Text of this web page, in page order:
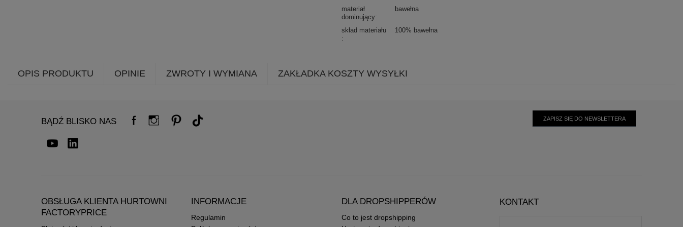
materiał
dominujący
bawełna
skład materiału 100% bawełna
OPIS PRODUKTU OPINIE ZWROTY I WYMIANA ZAKŁADKA KOSZTY WYSYŁKI
BĄDŹ BLISKO NAS ZAPISZ SIĘ DO NEWSLETTERA
OBSŁUGA KLIENTA HURTOWNI
FACTORYPRICE
INFORMACJE
Regulamin
DLA DROPSHIPPERÓW
Co to jest dropshipping
KONTAKT